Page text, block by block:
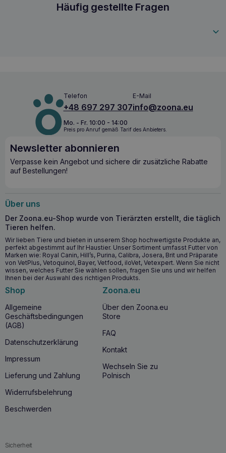
hinzugefügt, um Stress und Angst abzubauenIngweröl
fördert die Entspannung
VETIQ healthy bites Nagetiere mit Vitamin 30g
Häufig gestellte Fragen
Telefon
+48 697 297 307
E-Mail
info@zoona.eu
Mo. - Fr. 10:00 - 14:00
Preis pro Anruf gemäß Tarif des Anbieters.
Newsletter abonnieren
Verpasse kein Angebot und sichere dir zusätzliche Rabatte
auf Bestellungen!
Über uns
Der Zoona.eu-Shop wurde von Tierärzten erstellt, die täglich
Tieren helfen.
Wir lieben Tiere und bieten in unserem Shop hochwertigste Produkte an,
perfekt abgestimmt auf Ihr Haustier. Unser Sortiment umfasst Futter von
Marken wie: Royal Canin, Hill’s, Purina, Calibra, Josera, Brit und Präparate
von VetPlus, Vetoquinol, Bayer, Vetfood, iloVet, Vetexpert. Wenn Sie nicht
wissen, welches Futter Sie wählen sollen, fragen Sie uns und wir helfen
Ihnen bei der Auswahl des richtigen Produkts.
Shop
Allgemeine
Geschäftsbedingungen
(AGB)
Datenschutzerklärung
Impressum
Lieferung und Zahlung
Widerrufsbelehrung
Beschwerden
Zoona.eu
Über den Zoona.eu
Store
FAQ
Kontakt
Wechseln Sie zu
Polnisch
Sicherheit